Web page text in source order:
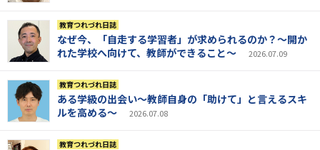
教育つれづれ日誌
なぜ今、「自走する学習者」が求められるのか？～開か
れた学校へ向けて、教師ができること～
2026.07.09
教育つれづれ日誌
ある学級の出会い～教師自身の「助けて」と言えるスキ
ルを高める～
2026.07.08
教育つれづれ日誌